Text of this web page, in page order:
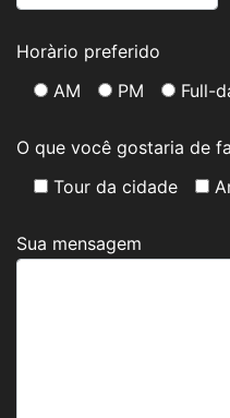
Horàrio preferido
AM
PM Full-
O que você gostaria de
Tour da cidade
Sua mensagem